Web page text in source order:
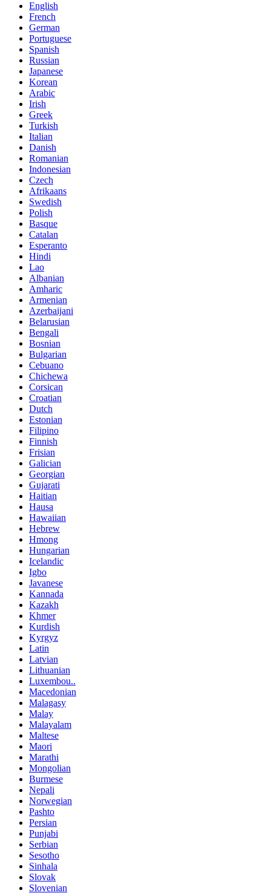
English
French
German
Portuguese
Spanish
Russian
Japanese
Korean
Arabic
Irish
Greek
Turkish
Italian
Danish
Romanian
Indonesian
Czech
Afrikaans
Swedish
Polish
Basque
Catalan
Esperanto
Hindi
Lao
Albanian
Amharic
Armenian
Azerbaijani
Belarusian
Bengali
Bosnian
Bulgarian
Cebuano
Chichewa
Corsican
Croatian
Dutch
Estonian
Filipino
Finnish
Frisian
Galician
Georgian
Gujarati
Haitian
Hausa
Hawaiian
Hebrew
Hmong
Hungarian
Icelandic
Igbo
Javanese
Kannada
Kazakh
Khmer
Kurdish
Kyrgyz
Latin
Latvian
Lithuanian
Luxembou..
Macedonian
Malagasy
Malay
Malayalam
Maltese
Maori
Marathi
Mongolian
Burmese
Nepali
Norwegian
Pashto
Persian
Punjabi
Serbian
Sesotho
Sinhala
Slovak
Slovenian